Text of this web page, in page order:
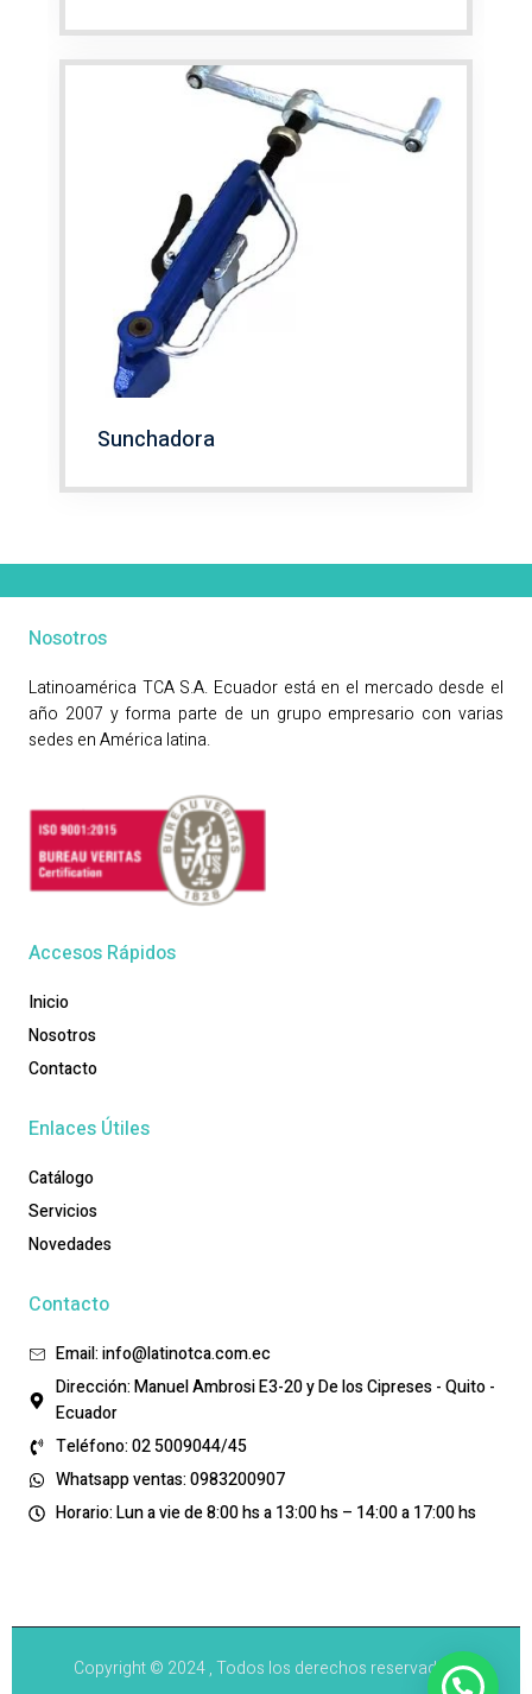
Sunchadora
Nosotros
Latinoamérica TCA S.A. Ecuador está en el mercado desde el
año 2007 y forma parte de un grupo empresario con varias
sedes en América latina.
Accesos Rápidos
Inicio
Nosotros
Contacto
Enlaces Útiles
Catálogo
Servicios
Novedades
Contacto
Email: info@latinotca.com.ec
Dirección: Manuel Ambrosi E3-20 y De los Cipreses - Quito -
Ecuador
Teléfono: 02 5009044/45
Whatsapp ventas: 0983200907
Horario: Lun a vie de 8:00 hs a 13:00 hs – 14:00 a 17:00 hs
Copyright © 2024 , Todos los derechos reservados.